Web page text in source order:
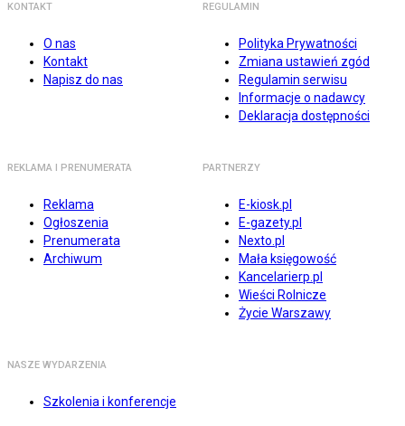
KONTAKT
O nas
Kontakt
Napisz do nas
REGULAMIN
Polityka Prywatności
Zmiana ustawień zgód
Regulamin serwisu
Informacje o nadawcy
Deklaracja dostępności
REKLAMA I PRENUMERATA
Reklama
Ogłoszenia
Prenumerata
Archiwum
PARTNERZY
E-kiosk.pl
E-gazety.pl
Nexto.pl
Mała księgowość
Kancelarierp.pl
Wieści Rolnicze
Życie Warszawy
NASZE WYDARZENIA
Szkolenia i konferencje